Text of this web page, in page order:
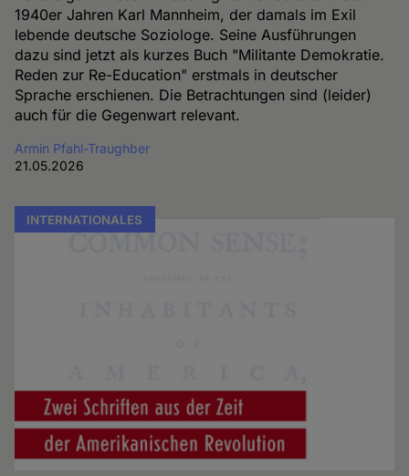
1940er Jahren Karl Mannheim, der damals im Exil
lebende deutsche Soziologe. Seine Ausführungen
dazu sind jetzt als kurzes Buch "Militante Demokratie.
Reden zur Re-Education" erstmals in deutscher
Sprache erschienen. Die Betrachtungen sind (leider)
auch für die Gegenwart relevant.
Armin Pfahl-Traughber
21.05.2026
INTERNATIONALES